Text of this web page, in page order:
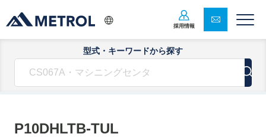
採用情報
型式・キーワードから探す
P10DHLTB-TUL